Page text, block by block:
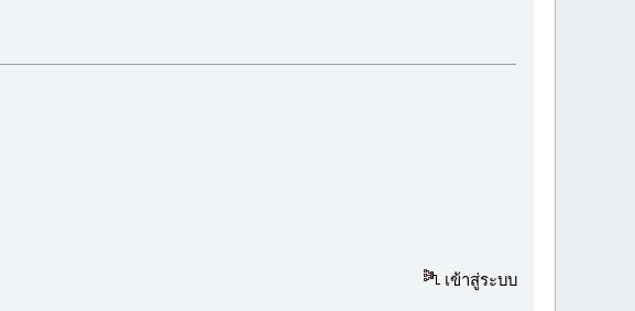
เข้าสู่ระบบ